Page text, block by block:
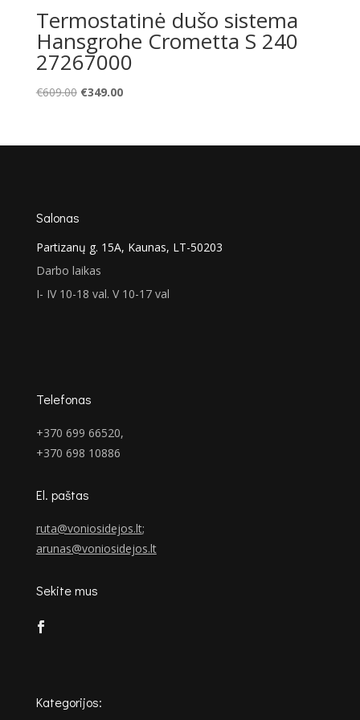
Termostatinė dušo sistema
Hansgrohe Crometta S 240
27267000
€609.00 Original
€609.00.
€349.00Current
€349.00.
Salonas
Partizanų g. 15A, Kaunas, LT-50203
Darbo laikas
I- IV 10-18 val. V 10-17 val
Telefonas
+370 699 66520,
+370 698 10886
El. paštas
ruta@voniosidejos.lt;
arunas@voniosidejos.lt
Sekite mus
Kategorijos: